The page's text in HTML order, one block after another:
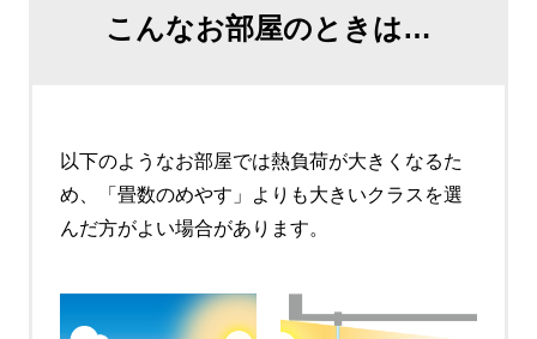
こんなお部屋のときは…
以下のようなお部屋では熱負荷が大きくなるた
め、「畳数のめやす」よりも大きいクラスを選
んだ方がよい場合があります。